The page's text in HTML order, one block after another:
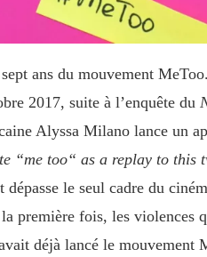
ans du mouvement
2017, suite à l’enquête du
Alyssa Milano lance un
“me too“ as a replay to this
le seul cadre du
première fois, les
déjà lancé le mouvement